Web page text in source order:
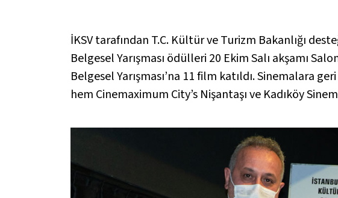
İKSV tarafından T.C. Kültür ve Turizm Bakanlığı
Belgesel Yarışması ödülleri 20 Ekim Salı akşamı
Belgesel Yarışması’na 11 film katıldı. Sinemalara
hem Cinemaximum City’s Nişantaşı ve Kadıköy